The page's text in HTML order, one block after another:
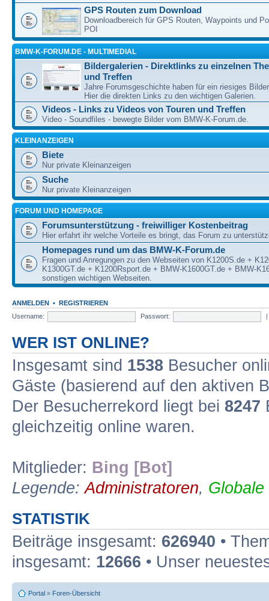
GPS Routen zum Download
Downloadbereich für GPS Routen, Waypoints und
POI
BMW-K-FORUM.DE - MULTIMEDIAL
Bildergalerien - Direktlinks zu einzelnen
und Treffen
Jahre Forumsgeschichte haben für ein riesiges
Hier die direkten Links zu den wichtigen Galerien.
Videos - Links zu Videos von Touren und Treffen
Video - Soundfiles - bewegte Bilder vom BMW-K-Forum.de.
KLEINANZEIGEN
Biete
Nur private Kleinanzeigen
Suche
Nur private Kleinanzeigen
FORUM UND HOMEPAGE
Forumsunterstützung - freiwilliger Kostenbeitrag
Hier erfahrt ihr welche Vorteile es bringt, das Forum zu
Homepages rund um das BMW-K-Forum.de
Fragen und Anregungen zu den Webseiten von K1200S.de +
K1300GT.de + K1200Rsport.de + BMW-K1600GT.de + BMW-
sonstigen wichtigen Webseiten.
ANMELDEN • REGISTRIEREN
Username:
Passwort: |
WER IST ONLINE?
Insgesamt sind 1538 Besucher
Gäste (basierend auf den aktiven
Der Besucherrekord liegt bei 8247
gleichzeitig online waren.
Mitglieder: Bing [Bot]
Legende:Administratoren,
STATISTIK
Beiträge insgesamt: 626940 •
insgesamt: 12666 • Unser
Portal » Foren-Übersicht